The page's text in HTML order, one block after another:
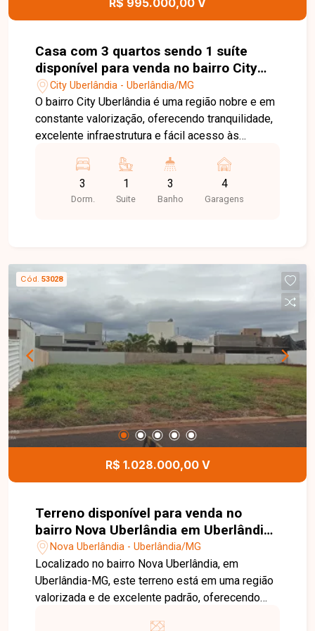
R$ 995.000,00 V
Casa com 3 quartos sendo 1 suíte
disponível para venda no bairro City
Uberlândia em Uberlândia-MG
City Uberlândia - Uberlândia/MG
O bairro City Uberlândia é uma região nobre e em
constante valorização, oferecendo tranquilidade,
excelente infraestrutura e fácil acesso às
Karaíba, o bairro conta com supermercados,
escolas, farmácias, restaurantes e diversos
serviços, proporcionando conforto, praticidade e
blindex, cozinha americana integrada com
armários planejados, cooktop e coifa em inox,
área de serviço separada, varanda gourmet
coberta com churrasqueira, pia, bancada e
armários, hidromassagem e 4 vagas de garagem
cobertas. O imóvel possui 285,23 m² de área
construída em um terreno de 475,50 m², com
ambientes amplos, modernos e excelente padrão
de acabamento. Entre em contato com a Delta
Imóveis e agende sua visita. Nossa equipe está
pronta para apresentar todos os detalhes deste
imóvel e ajudar você a encontrar o imóvel ideal
para viver com conforto, sofisticação e qualidade
3
Dorm.
1
Suite
3
Banho
4
Garagens
Cód. 53028
R$ 1.028.000,00 V
Terreno disponível para venda no
bairro Nova Uberlândia em Uberlândia-
MGNova Uberlândia - Uberlândia/MG
Localizado no bairro Nova Uberlândia, em
Uberlândia-MG, este terreno está em uma região
valorizada e de excelente padrão, oferecendo